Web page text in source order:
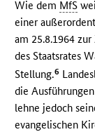
Wie dem MfS
einer
am 25.8.1964
des Staatsrates
Stellung.6
die
lehne jedoch
evangelischen